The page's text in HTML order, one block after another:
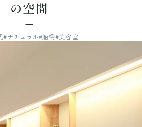
の空間
#ナチュラル#船橋#美容室